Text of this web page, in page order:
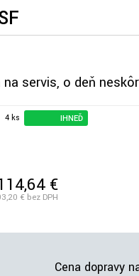
servis, o deň
4 ks IHNEĎ
€/ks vr. DPH
€ bez DPH
Cena dopravy